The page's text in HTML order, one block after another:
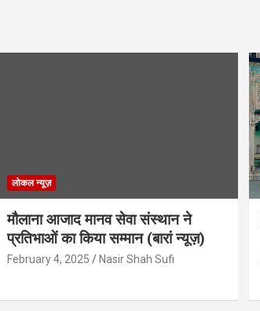
लोकल न्यूज़
मौलाना आजाद मानव सेवा संस्थान ने
प्रतिभाओं का किया सम्मान (बारां न्यूज़)
February 4, 2025 Nasir Shah Sufi